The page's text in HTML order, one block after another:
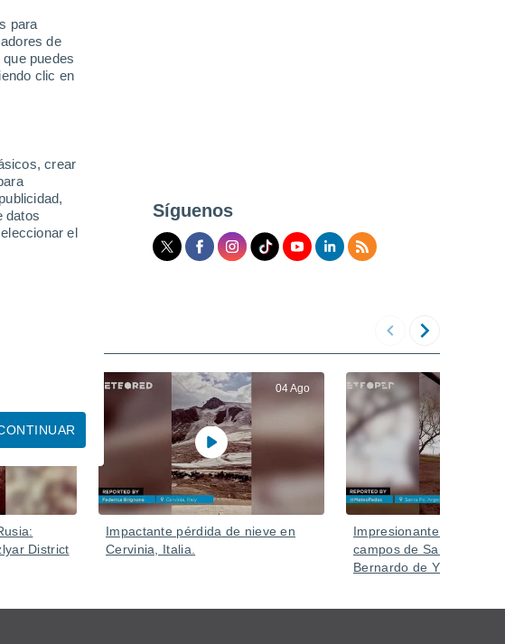
para
de
puedes
clic en
crear
datos
el
la
Síguenos
District
04 Ago
Impactante pérdida de nieve en
Cervinia, Italia.
Impresionante tornado
campos de Santa Fe
Bernardo de Yrigoyen),